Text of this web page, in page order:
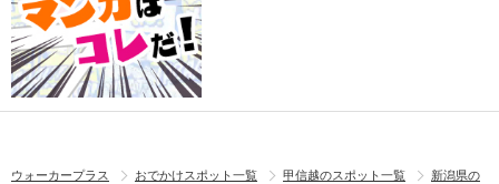
ウォーカープラス おでかけスポット一覧 甲信越のスポット一覧
新潟県の